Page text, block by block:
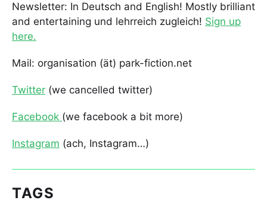
Newsletter: In Deutsch and English! Mostly brilliant
and entertaining und lehrreich zugleich! Sign up
here.
Mail: organisation (ät) park-fiction.net
Twitter (we cancelled twitter)
Facebook (we facebook a bit more)
Instagram (ach, Instagram…)
TAGS